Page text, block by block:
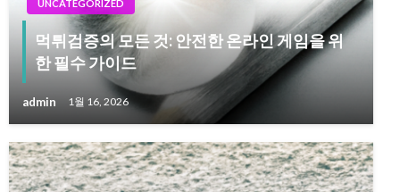
UNCATEGORIZED
먹튀검증의 모든 것: 안전한 온라인 게임을 위
한 필수 가이드
admin 1월 16, 2026